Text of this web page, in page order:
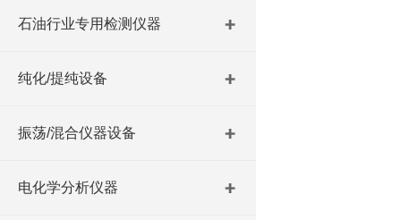
石油行业专用检测仪器
纯化/提纯设备
振荡/混合仪器设备
电化学分析仪器